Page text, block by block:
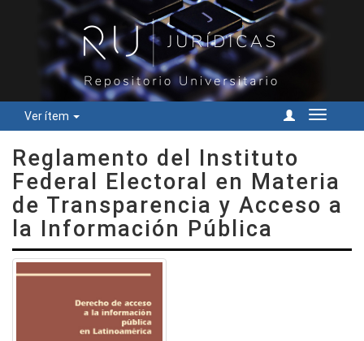
Ver ítem
Cambiar
Reglamento del Instituto
Federal Electoral en Materia
de Transparencia y Acceso a
la Información Pública